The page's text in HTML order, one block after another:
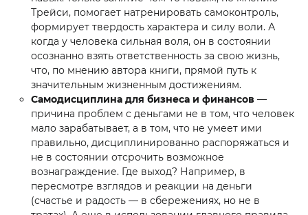
Трейси, помогает натренировать самоконтроль,
формирует твердость характера и силу воли. А
когда у человека сильная воля, он в состоянии
осознанно взять ответственность за свою жизнь,
что, по мнению автора книги, прямой путь к
значительным жизненным достижениям.
Самодисциплина для бизнеса и финансов —
причина проблем с деньгами не в том, что человек
мало зарабатывает, а в том, что не умеет ими
правильно, дисциплинированно распоряжаться и
не в состоянии отсрочить возможное
вознаграждение. Где выход? Например, в
пересмотре взглядов и реакции на деньги
(счастье и радость — в сбережениях, но не в